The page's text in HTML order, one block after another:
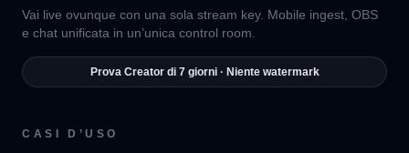
Vai live ovunque con una sola stream key. Mobile ingest, OBS
e chat unificata in un’unica control room.
Prova Creator di 7 giorni · Niente watermark
CASI D’USO